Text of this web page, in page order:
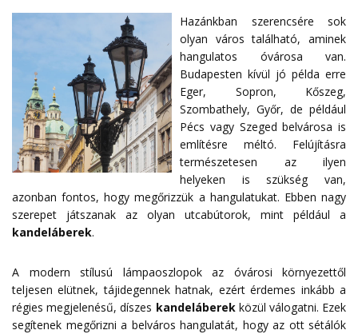
Hazánkban szerencsére sok
olyan város található, aminek
hangulatos óvárosa van.
Budapesten kívül jó példa erre
Eger, Sopron, Kőszeg,
Szombathely, Győr, de például
Pécs vagy Szeged belvárosa is
említésre méltó. Felújításra
természetesen az ilyen
helyeken is szükség van,
azonban fontos, hogy megőrizzük a hangulatukat. Ebben nagy
szerepet játszanak az olyan utcabútorok, mint például a
kandeláberek.
A modern stílusú lámpaoszlopok az óvárosi környezettől
teljesen elütnek, tájidegennek hatnak, ezért érdemes inkább a
régies megjelenésű, díszes kandeláberekközül válogatni. Ezek
segítenek megőrizni a belváros hangulatát, hogy az ott sétálók